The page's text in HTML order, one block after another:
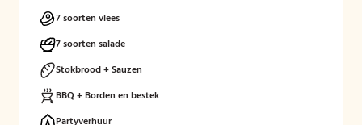
7 soorten vlees
7 soorten salade
Stokbrood + Sauzen
BBQ + Borden en bestek
Partyverhuur